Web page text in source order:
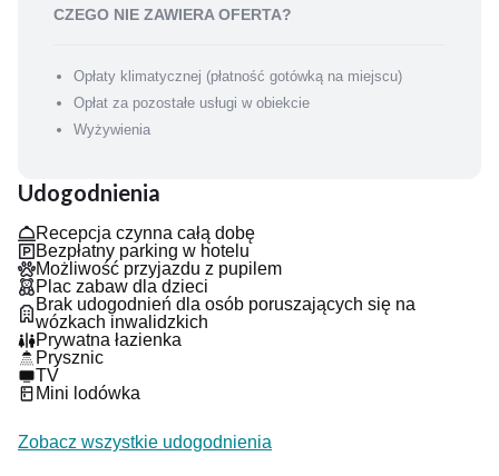
CZEGO NIE ZAWIERA OFERTA?
Opłaty klimatycznej (płatność gotówką na miejscu)
Opłat za pozostałe usługi w obiekcie
Wyżywienia
Udogodnienia
Recepcja czynna całą dobę
Bezpłatny parking w hotelu
Możliwość przyjazdu z pupilem
Plac zabaw dla dzieci
Brak udogodnień dla osób poruszających się na
wózkach inwalidzkich
Prywatna łazienka
Prysznic
TV
Mini lodówka
Zobacz wszystkie udogodnienia